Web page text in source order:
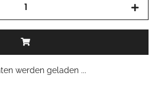
werden geladen ...